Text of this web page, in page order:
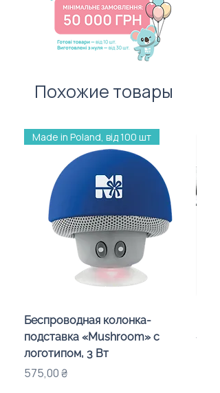
першого враження!
Похожие товары
Made in Poland, від 100 шт
Беспроводная колонка-
подставка «Mushroom» с
логотипом, 3 Вт
Цена
575,00 ₴